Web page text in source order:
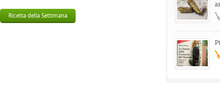
Ricetta della Settimana